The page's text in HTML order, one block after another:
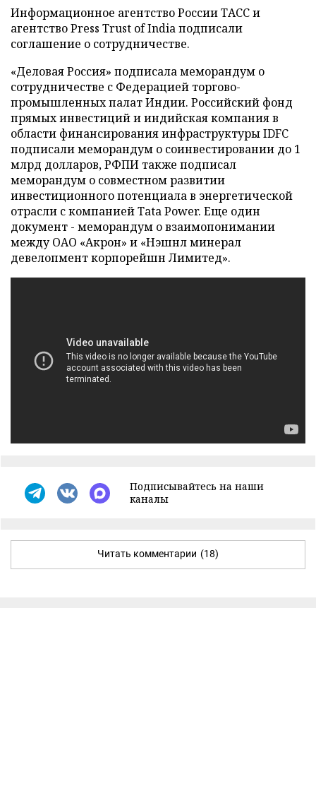
Информационное агентство России ТАСС и
агентствоPress Trust ofIndiaподписали
соглашение о сотрудничестве.
«Деловая Россия» подписала меморандум о
сотрудничестве с Федерацией торгово-
промышленных палат Индии. Российский фонд
прямых инвестиций и индийская компания в
области финансирования инфраструктуры IDFC
подписали меморандум о соинвестировании до 1
млрд долларов, РФПИ также подписал
меморандум о совместном развитии
инвестиционного потенциала в энергетической
отрасли с компанией Tata Power. Еще один
документ - меморандум о взаимопонимании
между ОАО «Акрон» и «Нэшнл минерал
девелопмент корпорейшн Лимитед».
Подписывайтесь на наши
каналы
Читать комментарии (18)